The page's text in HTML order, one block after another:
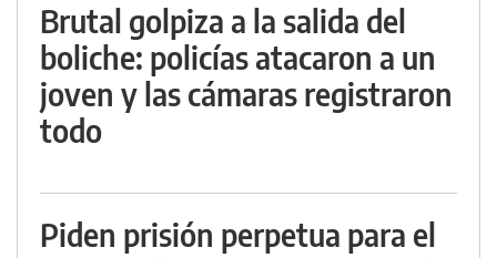
Brutal golpiza a la salida del
boliche: policías atacaron a un
joven y las cámaras registraron
todo
Piden prisión perpetua para el